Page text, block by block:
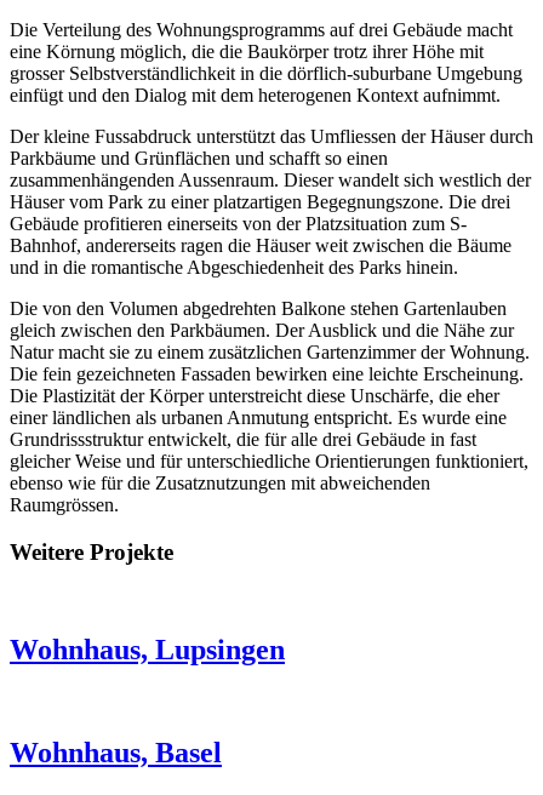
Die Verteilung des Wohnungsprogramms auf drei Gebäude macht
eine Körnung möglich, die die Baukörper trotz ihrer Höhe mit
grosser Selbstverständlichkeit in die dörflich-suburbane Umgebung
einfügt und den Dialog mit dem heterogenen Kontext aufnimmt.
Der kleine Fussabdruck unterstützt das Umfliessen der Häuser durch
Parkbäume und Grünflächen und schafft so einen
zusammenhängenden Aussenraum. Dieser wandelt sich westlich der
Häuser vom Park zu einer platzartigen Begegnungszone. Die drei
Gebäude profitieren einerseits von der Platzsituation zum S-
Bahnhof, andererseits ragen die Häuser weit zwischen die Bäume
und in die romantische Abgeschiedenheit des Parks hinein.
Die von den Volumen abgedrehten Balkone stehen Gartenlauben
gleich zwischen den Parkbäumen. Der Ausblick und die Nähe zur
Natur macht sie zu einem zusätzlichen Gartenzimmer der Wohnung.
Die fein gezeichneten Fassaden bewirken eine leichte Erscheinung.
Die Plastizität der Körper unterstreicht diese Unschärfe, die eher
einer ländlichen als urbanen Anmutung entspricht. Es wurde eine
Grundrissstruktur entwickelt, die für alle drei Gebäude in fast
gleicher Weise und für unterschiedliche Orientierungen funktioniert,
ebenso wie für die Zusatznutzungen mit abweichenden
Raumgrössen.
Weitere Projekte
Wohnhaus, Lupsingen
Wohnhaus, Basel